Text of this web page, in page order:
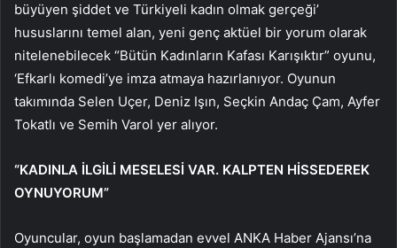
büyüyen şiddet ve Türkiyeli kadın olmak gerçeği’
hususlarını temel alan, yeni genç aktüel bir yorum olarak
nitelenebilecek “Bütün Kadınların Kafası Karışıktır” oyunu,
‘Efkarlı komedi’ye imza atmaya hazırlanıyor. Oyunun
takımında Selen Uçer, Deniz Işın, Seçkin Andaç Çam, Ayfer
Tokatlı ve Semih Varol yer alıyor.
“KADINLA İLGİLİ MESELESİ VAR. KALPTEN HİSSEDEREK
OYNUYORUM”
Oyuncular, oyun başlamadan evvel ANKA Haber Ajansı’na